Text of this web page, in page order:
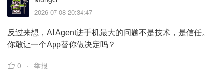
2026-07-08 20:34:47
反过来想，AI Agent进手机最大的问题不是技术，是信任。
你敢让一个App替你做决定吗？
0
举报